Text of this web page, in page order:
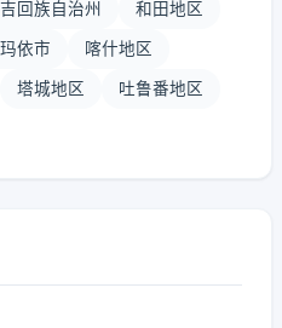
回族自治州 和田地区
依市 喀什地区
塔城地区 吐鲁番地区